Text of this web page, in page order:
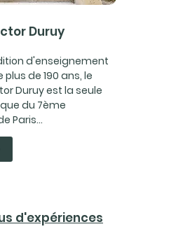
Duruy
d'enseignement
de 190 ans, le
Duruy est la seule
du 7ème
Paris...
d'expériences